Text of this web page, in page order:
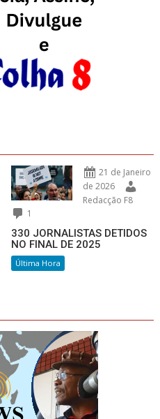
21 de Janeiro
de 2026
Redacção F8
1
330 JORNALISTAS DETIDOS
NO FINAL DE 2025
Última Hora